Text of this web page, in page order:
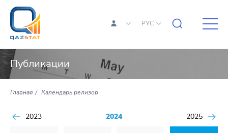
РУС
Публикации
Главная Календарь релизов
2023 2024 2025